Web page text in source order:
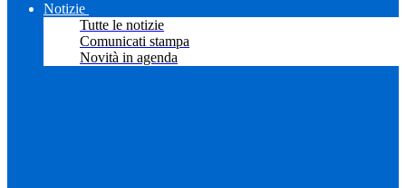
Notizie
Tutte le notizie
Comunicati stampa
Novità in agenda